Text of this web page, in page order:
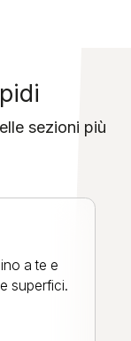
sezioni più
a te e
superfici.